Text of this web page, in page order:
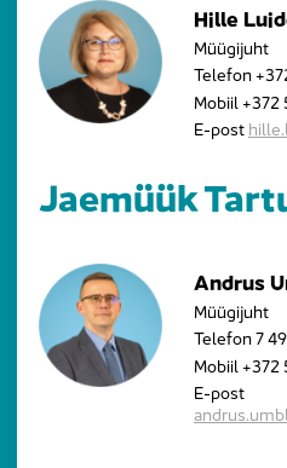
Hille
Müügijuht
Telefon
Mobiil +372
E-post
Jaemüük
Andrus
Müügijuht
Telefon7
Mobiil +372
E-post